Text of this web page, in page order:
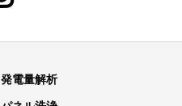
発電量解析